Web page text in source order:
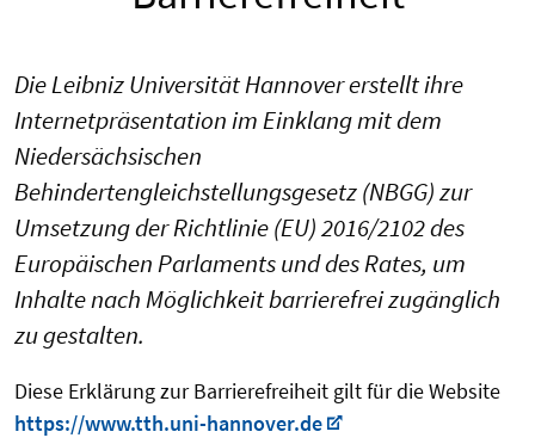
Die Leibniz Universität Hannover erstellt ihre
Internetpräsentation im Einklang mit dem
Niedersächsischen
Behindertengleichstellungsgesetz (NBGG) zur
Umsetzung der Richtlinie (EU) 2016/2102 des
Europäischen Parlaments und des Rates, um
Inhalte nach Möglichkeit barrierefrei zugänglich
zu gestalten.
Diese Erklärung zur Barrierefreiheit gilt für die Website
https://www.tth.uni-hannover.de